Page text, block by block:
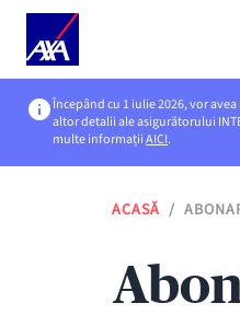
Începând cu 1 iulie 2026, vor
altor detalii ale asigurătorului
multe informațiiAICI.
ACASĂ /